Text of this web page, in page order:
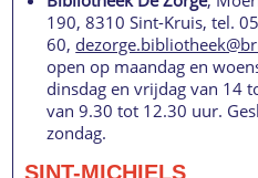
190, 8310 Sint-Kruis, tel.
60,
open op maandag en
dinsdag en vrijdag van 14
van 9.30 tot 12.30 uur.
zondag.
SINT-MICHIELS